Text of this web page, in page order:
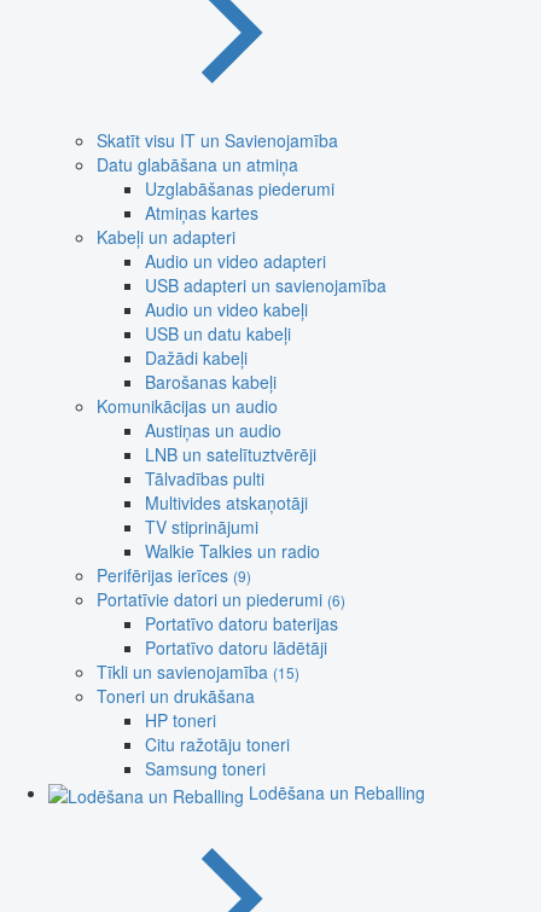
Skatīt visu IT un Savienojamība
Datu glabāšana un atmiņa
Uzglabāšanas piederumi
Atmiņas kartes
Kabeļi un adapteri
Audio un video adapteri
USB adapteri un savienojamība
Audio un video kabeļi
USB un datu kabeļi
Dažādi kabeļi
Barošanas kabeļi
Komunikācijas un audio
Austiņas un audio
LNB un satelītuztvērēji
Tālvadības pulti
Multivides atskaņotāji
TV stiprinājumi
Walkie Talkies un radio
Perifērijas ierīces (9)
Portatīvie datori un piederumi (6)
Portatīvo datoru baterijas
Portatīvo datoru lādētāji
Tīkli un savienojamība (15)
Toneri un drukāšana
HP toneri
Citu ražotāju toneri
Samsung toneri
Lodēšana un Reballing